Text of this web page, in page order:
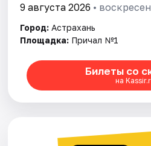
Рейтинги
9 августа 2026 •
Город: Астрахань
Площадка: Причал №1
Билеты со
на